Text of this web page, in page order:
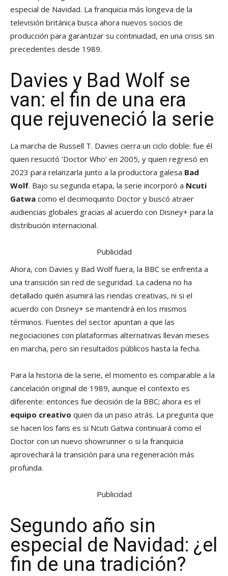
especial de Navidad. La franquicia más longeva de la
televisión británica busca ahora nuevos socios de
producción para garantizar su continuidad, en una crisis sin
precedentes desde 1989.
Davies y Bad Wolf se
van: el fin de una era
que rejuveneció la serie
La marcha de Russell T. Davies cierra un ciclo doble: fue él
quien resucitó ‘Doctor Who’ en 2005, y quien regresó en
2023 para relanzarla junto a la productora galesa Bad
Wolf. Bajo su segunda etapa, la serie incorporó a Ncuti
Gatwa como el decimoquinto Doctor y buscó atraer
audiencias globales gracias al acuerdo con Disney+ para la
distribución internacional.
Publicidad
Ahora, con Davies y Bad Wolf fuera, la BBC se enfrenta a
una transición sin red de seguridad. La cadena no ha
detallado quién asumirá las riendas creativas, ni si el
acuerdo con Disney+ se mantendrá en los mismos
términos. Fuentes del sector apuntan a que las
negociaciones con plataformas alternativas llevan meses
en marcha, pero sin resultados públicos hasta la fecha.
Para la historia de la serie, el momento es comparable a la
cancelación original de 1989, aunque el contexto es
diferente: entonces fue decisión de la BBC; ahora es el
equipo creativo quien da un paso atrás. La pregunta que
se hacen los fans es si Ncuti Gatwa continuará como el
Doctor con un nuevo showrunner o si la franquicia
aprovechará la transición para una regeneración más
profunda.
Publicidad
Segundo año sin
especial de Navidad: ¿el
fin de una tradición?